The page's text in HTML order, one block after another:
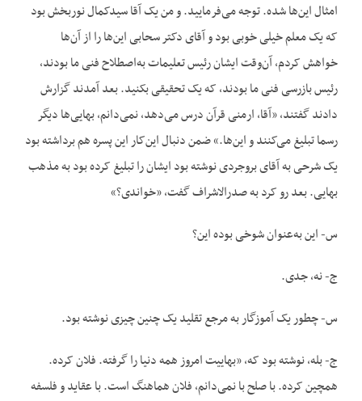
امثال این‌ها شده. توجه می‌فرمایید. و من یک آقا سیدکمال نوربخش بود
که یک معلم خیلی خوبی بود و آقای دکتر سحابی این‌ها را از آن‌ها
خواهش کردم، آن‌وقت ایشان رئیس تعلیمات به‌اصطلاح فنی ما بودند،
رئیس بازرسی فنی ما بودند، که یک تحقیقی بکنید. بعد آمدند گزارش
دادند گفتند، «آقا، ارمنی قرآن درس می‌دهد، نمی‌دانم، بهایی‌ها دیگر
رسما تبلیغ می‌کنند و این‌ها.» ضمن دنبال این‌کار این پسره هم برداشته بود
یک شرحی به آقای بروجردی نوشته بود ایشان را تبلیغ کرده بود به مذهب
بهایی. بعد رو کرد به صدرالاشراف گفت، «خواندی؟»
س- این به‌عنوان شوخی بوده این؟
ج- نه، جدی.
س- چطور یک آموزگار به مرجع تقلید یک چنین چیزی نوشته بود.
ج- بله، نوشته بود که، «بهاییت امروز همه دنیا را گرفته. فلان کرده.
همچین کرده. با صلح با نمی‌دانم، فلان هماهنگ است. با عقاید و فلسفه